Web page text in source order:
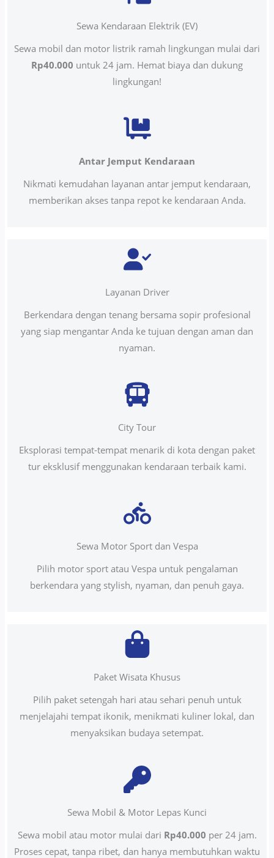
Sewa Kendaraan Elektrik (EV)
Sewa mobil dan motor listrik ramah lingkungan mulai dari
Rp40.000 untuk 24 jam. Hemat biaya dan dukung
lingkungan!
Antar Jemput Kendaraan
Nikmati kemudahan layanan antar jemput kendaraan,
memberikan akses tanpa repot ke kendaraan Anda.
Layanan Driver
Berkendara dengan tenang bersama sopir profesional
yang siap mengantar Anda ke tujuan dengan aman dan
nyaman.
City Tour
Eksplorasi tempat-tempat menarik di kota dengan paket
tur eksklusif menggunakan kendaraan terbaik kami.
Sewa Motor Sport dan Vespa
Pilih motor sport atau Vespa untuk pengalaman
berkendara yang stylish, nyaman, dan penuh gaya.
Paket Wisata Khusus
Pilih paket setengah hari atau sehari penuh untuk
menjelajahi tempat ikonik, menikmati kuliner lokal, dan
menyaksikan budaya setempat.
Sewa Mobil & Motor Lepas Kunci
Sewa mobil atau motor mulai dari Rp40.000 per 24 jam.
Proses cepat, tanpa ribet, dan hanya membutuhkan waktu